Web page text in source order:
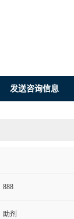
发送咨询信息
888
助剂